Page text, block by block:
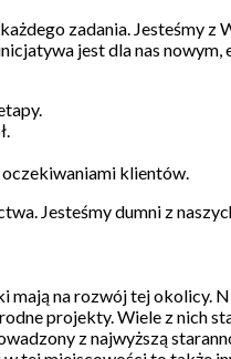
zadania. Jesteśmy
jest dla nas
klientów.
Jesteśmy dumni z
na rozwój tej
projekty. Wiele z nich
z najwyższą